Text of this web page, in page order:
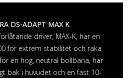
DS-ADAPT MAX K
driver, MAX-K, har en
för extrem stabilitet och raka
en hög, neutral bollbana, har
bak i huvudet och en fast 10-